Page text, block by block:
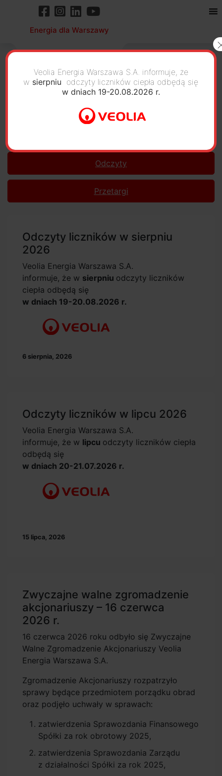
Energia dla Warszawy
Komunikaty
Aktualności
Odczyty
Przetargi
Odczyty liczników w sierpniu
2026
Veolia Energia Warszawa S.A.
informuje, że w sierpniu odczyty liczników
ciepła odbędą się
w dniach 19-20.08.2026 r.
6 sierpnia, 2026
Odczyty liczników w lipcu 2026
Veolia Energia Warszawa S.A.
informuje, że w lipcu odczyty liczników ciepła
odbędą się
w dniach 20-21.07.2026 r.
15 lipca, 2026
Zwyczajne walne zgromadzenie
akcjonariuszy – 16 czerwca
2026 r.
16 czerwca 2026 roku odbyło się Zwyczajne
Walne Zgromadzenie Akcjonariuszy Veolia
Energia Warszawa S.A.
Zgromadzenie Akcjonariuszy rozpatrzyło
sprawy będące przedmiotem porządku obrad
oraz podjęło uchwały w sprawach:
zatwierdzenia Sprawozdania Finansowego
Spółki za rok obrotowy 2025,
zatwierdzenia Sprawozdania Zarządu
z działalności Spółki za rok 2025,
Veolia Energia Warszawa S.A. informuje, że
w sierpniu odczyty liczników ciepła odbędą się
w dniach 19-20.08.2026 r.